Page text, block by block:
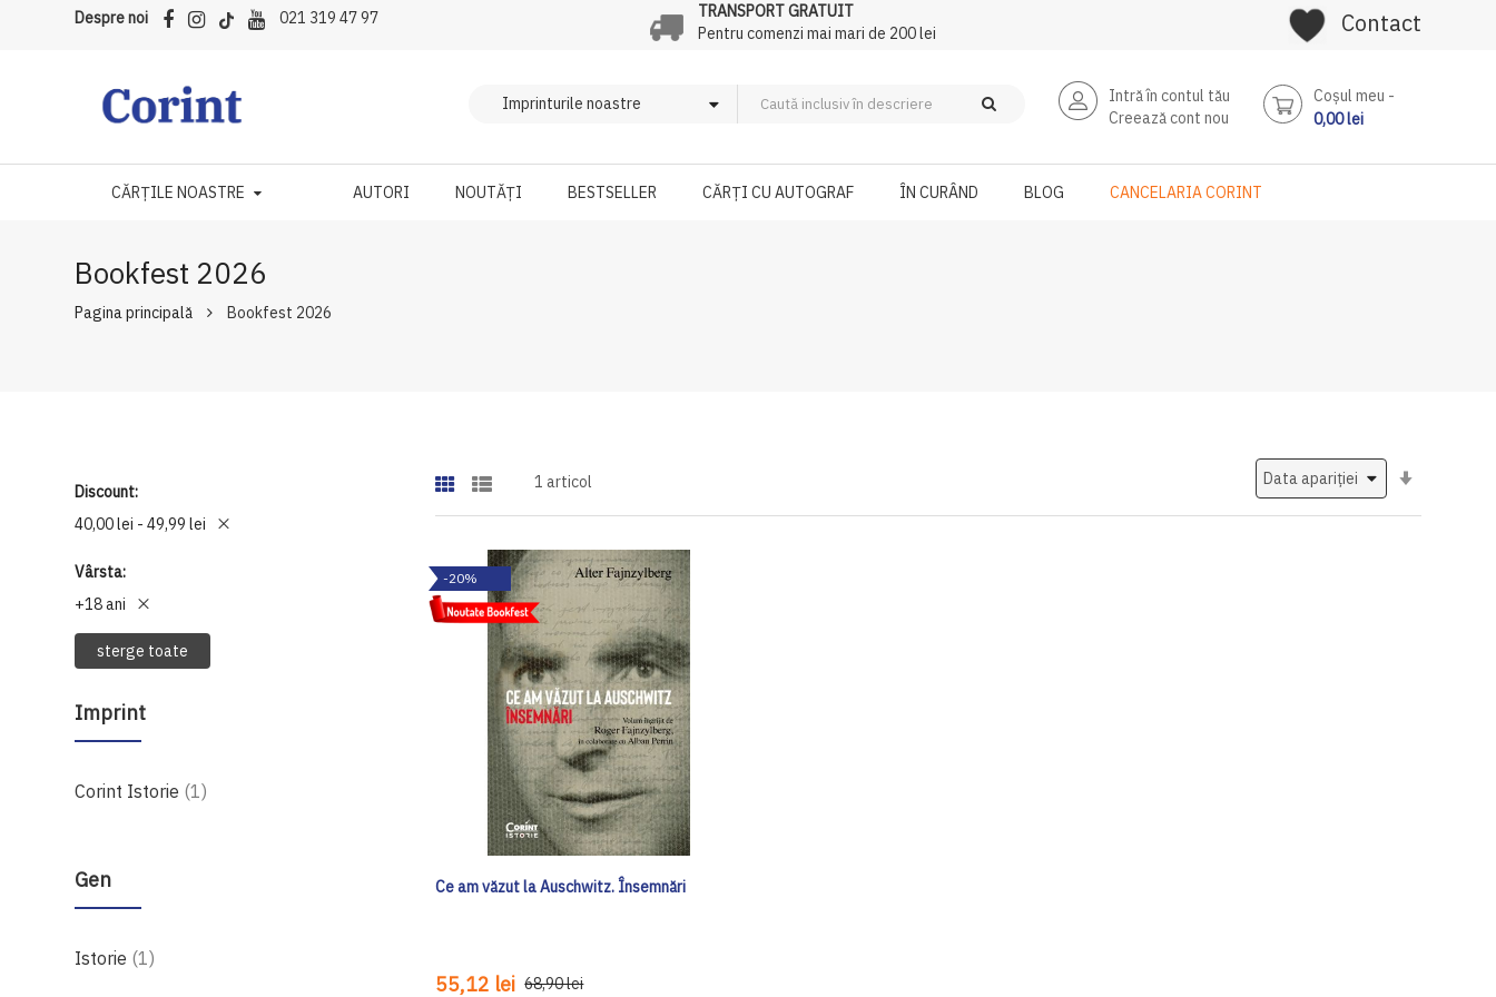
Despre noi 021 319 47 97
TRANSPORT GRATUIT
Pentru comenzi mai mari de 200 lei
Contact
Intră în contul tău
Creează cont nou
Coşul meu
0,00 lei
CĂRȚILE NOASTRE AUTORI NOUTĂȚI BESTSELLER CĂRȚI CU AUTOGRAF ÎN CURÂND BLOG CANCELARIA CORINT
Bookfest 2026
Pagina principală Bookfest 2026
Discount
40,00 lei - 49,99 lei
Vârsta
+18 ani
sterge toate
Imprint
Corint Istorie 1produs
Gen
Istorie 1produs
1 articol
-20%
Ce am văzut la Auschwitz. Însemnări
55,12 lei 68,90 lei